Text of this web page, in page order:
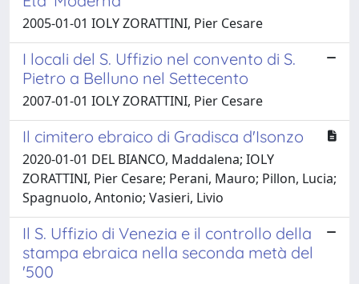
2005-01-01 IOLY ZORATTINI, Pier Cesare
I locali del S. Uffizio nel convento di S.
Pietro a Belluno nel Settecento
2007-01-01 IOLY ZORATTINI, Pier Cesare
Il cimitero ebraico di Gradisca d'Isonzo
2020-01-01 DEL BIANCO, Maddalena; IOLY
ZORATTINI, Pier Cesare; Perani, Mauro; Pillon, Lucia;
Spagnuolo, Antonio; Vasieri, Livio
Il S. Uffizio di Venezia e il controllo della
stampa ebraica nella seconda metà del
'500